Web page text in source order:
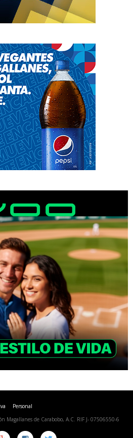
Personal
Magallanes de Carabobo, A.C. RIF J- 07506550-6